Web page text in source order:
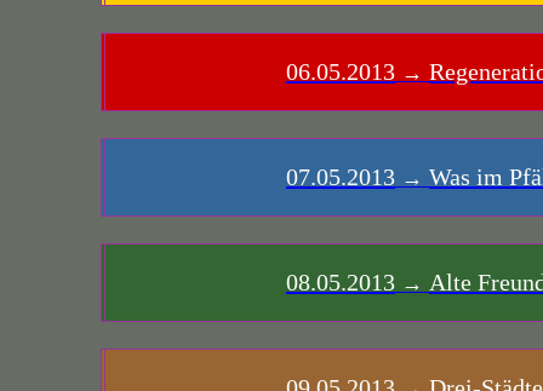
06.05.2013 →
07.05.2013 → Was im
08.05.2013 → Alte